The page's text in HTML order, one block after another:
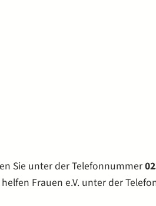
Sie unter der Telefonnummer
Frauen e.V. unter der